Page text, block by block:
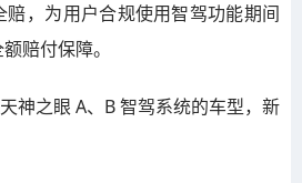
，为用户合规使用智驾功能期间
赔付保障。
神之眼 A、B 智驾系统的车型，新